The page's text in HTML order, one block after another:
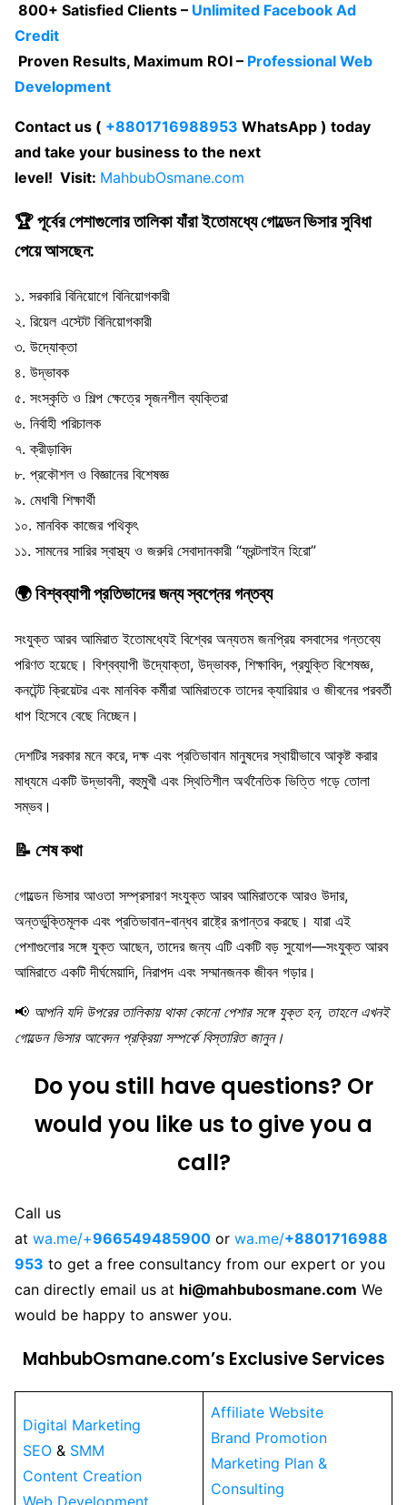
800+ Satisfied Clients – Unlimited Facebook Ad
Credit
Proven Results, Maximum ROI – Professional Web
Development
Contact us ( +8801716988953 WhatsApp ) today
and take your business to the next
level! Visit: MahbubOsmane.com
🏆 পূর্বের পেশাগুলোর তালিকা যাঁরা ইতোমধ্যে গোল্ডেন ভিসার সুবিধা
পেয়ে আসছেন:
১. সরকারি বিনিয়োগে বিনিয়োগকারী
২. রিয়েল এস্টেট বিনিয়োগকারী
৩. উদ্যোক্তা
৪. উদ্ভাবক
৫. সংস্কৃতি ও শিল্প ক্ষেত্রে সৃজনশীল ব্যক্তিরা
৬. নির্বাহী পরিচালক
৭. ক্রীড়াবিদ
৮. প্রকৌশল ও বিজ্ঞানের বিশেষজ্ঞ
৯. মেধাবী শিক্ষার্থী
১০. মানবিক কাজের পথিকৃৎ
১১. সামনের সারির স্বাস্থ্য ও জরুরি সেবাদানকারী “ফ্রন্টলাইন হিরো”
🌍 বিশ্বব্যাপী প্রতিভাদের জন্য স্বপ্নের গন্তব্য
সংযুক্ত আরব আমিরাত ইতোমধ্যেই বিশ্বের অন্যতম জনপ্রিয় বসবাসের গন্তব্যে
পরিণত হয়েছে। বিশ্বব্যাপী উদ্যোক্তা, উদ্ভাবক, শিক্ষাবিদ, প্রযুক্তি বিশেষজ্ঞ,
কনটেন্ট ক্রিয়েটর এবং মানবিক কর্মীরা আমিরাতকে তাদের ক্যারিয়ার ও জীবনের পরবর্তী
ধাপ হিসেবে বেছে নিচ্ছেন।
দেশটির সরকার মনে করে, দক্ষ এবং প্রতিভাবান মানুষদের স্থায়ীভাবে আকৃষ্ট করার
মাধ্যমে একটি উদ্ভাবনী, বহুমুখী এবং স্থিতিশীল অর্থনৈতিক ভিত্তি গড়ে তোলা
সম্ভব।
📝 শেষ কথা
গোল্ডেন ভিসার আওতা সম্প্রসারণ সংযুক্ত আরব আমিরাতকে আরও উদার,
অন্তর্ভুক্তিমূলক এবং প্রতিভাবান-বান্ধব রাষ্ট্রে রূপান্তর করছে। যারা এই
পেশাগুলোর সঙ্গে যুক্ত আছেন, তাদের জন্য এটি একটি বড় সুযোগ—সংযুক্ত আরব
আমিরাতে একটি দীর্ঘমেয়াদি, নিরাপদ এবং সম্মানজনক জীবন গড়ার।
📢 আপনি যদি উপরের তালিকায় থাকা কোনো পেশার সঙ্গে যুক্ত হন, তাহলে এখনই
গোল্ডেন ভিসার আবেদন প্রক্রিয়া সম্পর্কে বিস্তারিত জানুন।
Do you still have questions? Or
would you like us to give you a
call?
Call us
at wa.me/+966549485900 or wa.me/+8801716988
953 to get a free consultancy from our expert or you
can directly email us at hi@mahbubosmane.com We
would be happy to answer you.
MahbubOsmane.com’s Exclusive Services
Digital Marketing
SEO & SMM
Content Creation
Web Development
Affiliate Website
Brand Promotion
Marketing Plan &
Consulting